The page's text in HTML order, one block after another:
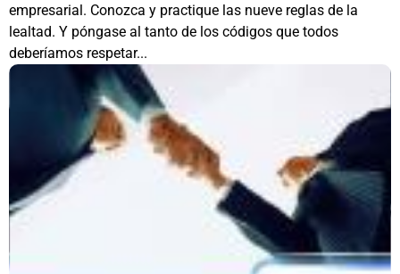
empresarial. Conozca y practique las nueve reglas de la
lealtad. Y póngase al tanto de los códigos que todos
deberíamos respetar...